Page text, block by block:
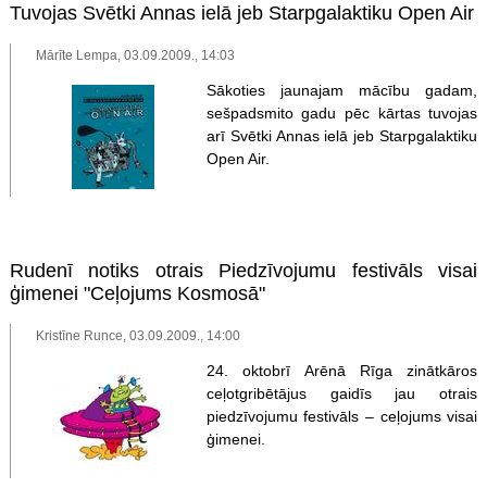
Tuvojas Svētki Annas ielā jeb Starpgalaktiku Open Air
Mārīte Lempa, 03.09.2009., 14:03
Sākoties jaunajam mācību gadam,
sešpadsmito gadu pēc kārtas tuvojas
arī Svētki Annas ielā jeb Starpgalaktiku
Open Air.
Rudenī notiks otrais Piedzīvojumu festivāls visai
ģimenei "Ceļojums Kosmosā"
Kristīne Runce, 03.09.2009., 14:00
24. oktobrī Arēnā Rīga zinātkāros
ceļotgribētājus gaidīs jau otrais
piedzīvojumu festivāls – ceļojums visai
ģimenei.